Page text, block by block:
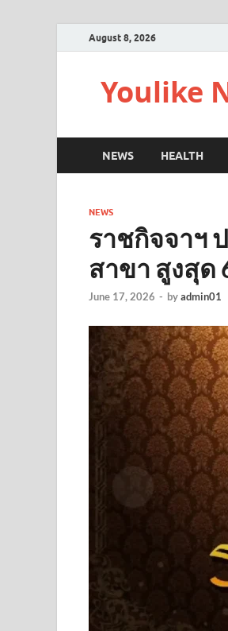
August 8, 2026
Youlike
NEWS HEALTH
NEWS
ราชกิจจาฯ
สาขา สูงสุด
June 17, 2026 - byadmin01